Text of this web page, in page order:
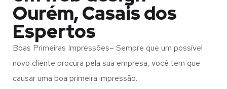
Ourém, Casais dos
Espertos
Boas Primeiras Impressões– Sempre que um possível
novo cliente procura pela sua empresa, você tem que
causar uma boa primeira impressão.